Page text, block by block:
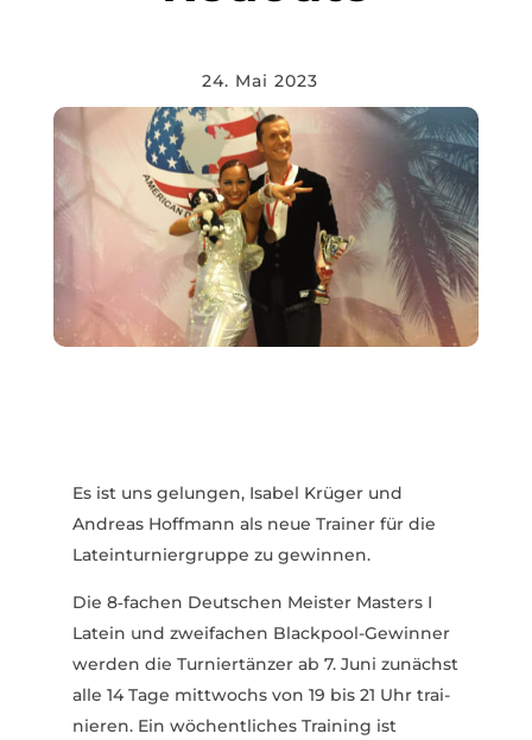
24. Mai 2023
Es ist uns gelungen, Isabel Krüger und
Andreas Hoffmann als neue Trainer für die
Latein­tur­nier­gruppe zu gewinnen.
Die 8‑fachen Deut­schen Meister Masters I
Latein und zwei­fachen Blackpool-Gewinner
werden die Turnier­tänzer ab 7. Juni zunächst
alle 14 Tage mitt­wochs von 19 bis 21 Uhr trai­
nieren. Ein wöchent­liches Training ist